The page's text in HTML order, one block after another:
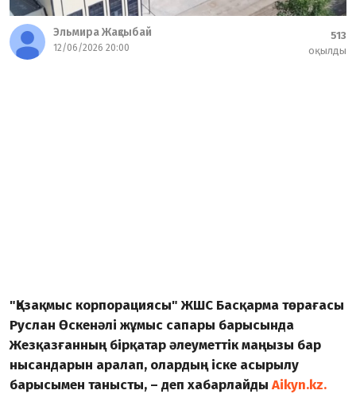
Эльмира Жақсыбай
12/06/2026 20:00
513
оқылды
"Қазақмыс корпорациясы" ЖШС Басқарма төрағасы
Руслан Өскенәлі жұмыс сапары барысында
Жезқазғанның бірқатар әлеуметтік маңызы бар
нысандарын аралап, олардың іске асырылу
барысымен танысты, – деп хабарлайды Aikyn.kz.